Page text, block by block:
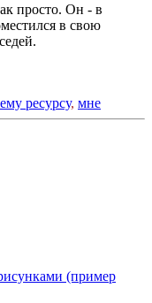
просто. Он - в
в свою
ресурсу, мне
(пример